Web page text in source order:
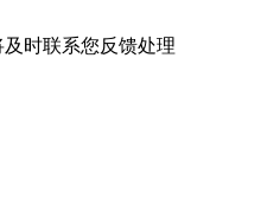
及时联系您反馈处理